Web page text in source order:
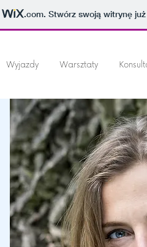
.com. Stwórz swoją witrynę
Wyjazdy Warsztaty